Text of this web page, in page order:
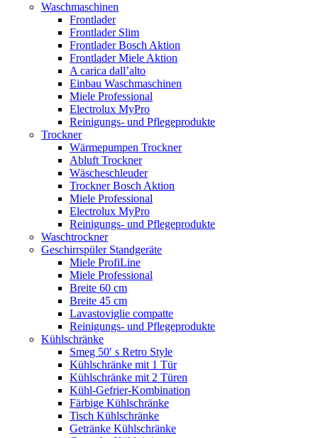
Waschmaschinen
Frontlader
Frontlader Slim
Frontlader Bosch Aktion
Frontlader Miele Aktion
A carica dall’alto
Einbau Waschmaschinen
Miele Professional
Electrolux MyPro
Reinigungs- und Pflegeprodukte
Trockner
Wärmepumpen Trockner
Abluft Trockner
Wäscheschleuder
Trockner Bosch Aktion
Miele Professional
Electrolux MyPro
Reinigungs- und Pflegeprodukte
Waschtrockner
Geschirrspüler Standgeräte
Miele ProfiLine
Miele Professional
Breite 60 cm
Breite 45 cm
Lavastoviglie compatte
Reinigungs- und Pflegeprodukte
Kühlschränke
Smeg 50′ s Retro Style
Kühlschränke mit 1 Tür
Kühlschränke mit 2 Türen
Kühl-Gefrier-Kombination
Färbige Kühlschränke
Tisch Kühlschränke
Getränke Kühlschränke